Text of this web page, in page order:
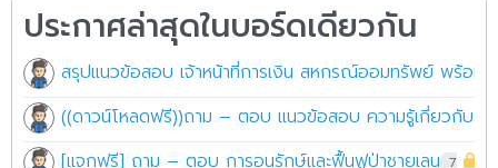
ประกาศล่าสุดในบอร์ดเดียวกัน
สรุปแนวข้อสอบ เจ้าหน้าที่การเงิน สหกรณ์ออมทรัพย์ พร้อมเ
((ดาวน์โหลดฟรี))ถาม – ตอบ แนวข้อสอบ ความรู้เกี่ยวกับโ